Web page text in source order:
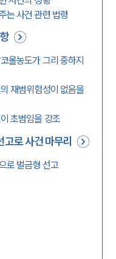
는 사건 관련 법령
올농도가 그리 중하지
재범위험성이 없음을
초범임을 강조
로 사건 마무리
로 벌금형 선고